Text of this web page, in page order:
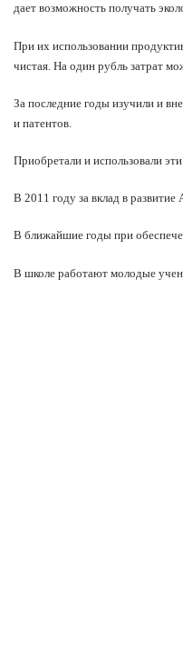
дает возможность получать
При их использовании
чистая. На один рубль затрат
За последние годы изучили и
и патентов.
Приобретали и использовали
В 2011 году за вклад в
В ближайшие годы при
В школе работают молодые